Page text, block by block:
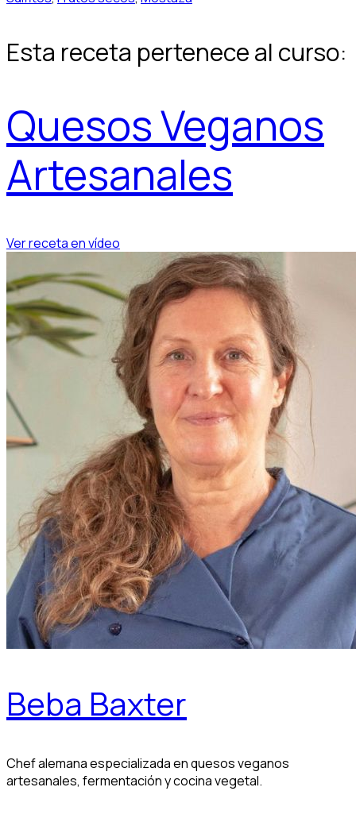
Esta receta pertenece al curso:
Quesos Veganos
Artesanales
Ver receta en vídeo
Beba Baxter
Chef alemana especializada en quesos veganos
artesanales, fermentación y cocina vegetal.